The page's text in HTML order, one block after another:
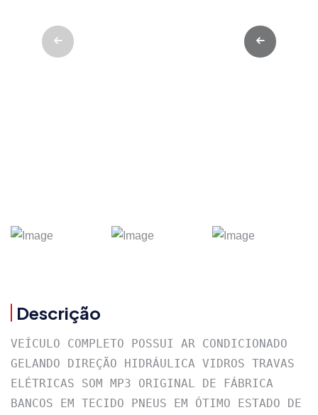
Descrição
VEÍCULO COMPLETO POSSUI AR CONDICIONADO
GELANDO DIREÇÃO HIDRÁULICA VIDROS TRAVAS
ELÉTRICAS SOM MP3 ORIGINAL DE FÁBRICA
BANCOS EM TECIDO PNEUS EM ÓTIMO ESTADO DE